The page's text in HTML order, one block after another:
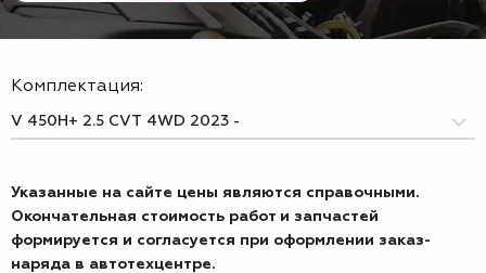
Комплектация:
Указанные на сайте цены являются справочными.
Окончательная стоимость работ и запчастей
формируется и согласуется при оформлении заказ-
наряда в автотехцентре.